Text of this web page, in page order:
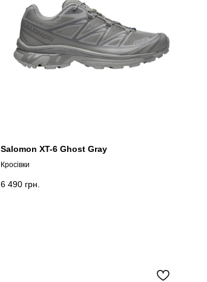
Salomon XT-6 Ghost Gray
Кросівки
6 490 грн.